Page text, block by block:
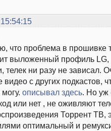
что проблема в прошивке
выложенный профиль LG,
телек ни разу не зависал.
видео с других подкастов,
описывал здесь. Но уж
или нет , не оживляют
Торрент ТВ,
оптимальный и